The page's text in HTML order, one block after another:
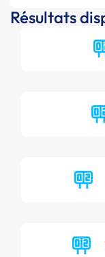
Résultats